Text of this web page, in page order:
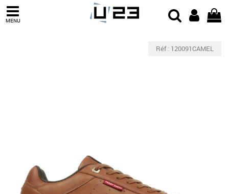
MENU
Réf : 120091CAMEL